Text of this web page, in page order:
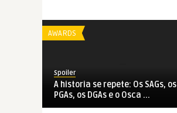
AWARDS
Spoiler
A historia se repete: Os SAGs, os
PGAs, os DGAs e o Osca ...